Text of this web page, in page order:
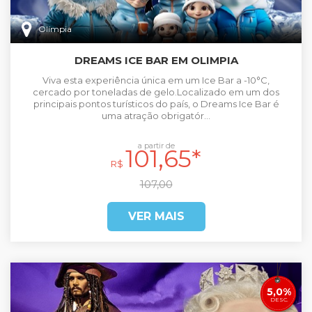
Olímpia
DREAMS ICE BAR EM OLIMPIA
Viva esta experiência única em um Ice Bar a -10°C,
cercado por toneladas de gelo.Localizado em um dos
principais pontos turísticos do país, o Dreams Ice Bar é
uma atração obrigatór...
a partir de
R$ 101,65*
107,00
VER MAIS
5,0%
DESC.